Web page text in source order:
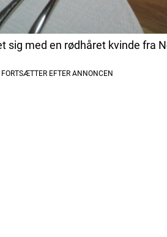
sig med en rødhåret kvinde fra